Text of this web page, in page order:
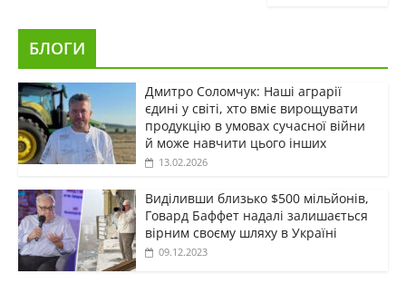
БЛОГИ
Дмитро Соломчук: Наші аграрії
єдині у світі, хто вміє вирощувати
продукцію в умовах сучасної війни
й може навчити цього інших
13.02.2026
Виділивши близько $500 мільйонів,
Говард Баффет надалі залишається
вірним своєму шляху в Україні
09.12.2023